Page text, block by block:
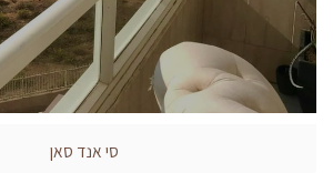
סי אנד סאן